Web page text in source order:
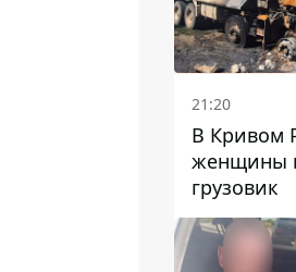
21:20
В Кривом
женщины
грузовик